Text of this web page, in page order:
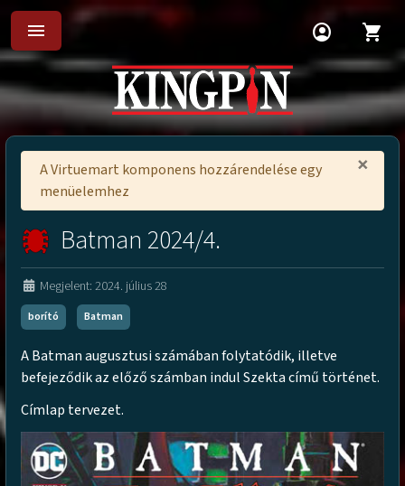
menu account_circle shopping_cart
×
A Virtuemart komponens hozzárendelése egy
menüelemhez
Batman 2024/4.
Megjelent: 2024. július 28
borító Batman
A Batman augusztusi számában folytatódik, illetve
befejeződik az előző számban indul Szekta című történet.
Címlap tervezet.